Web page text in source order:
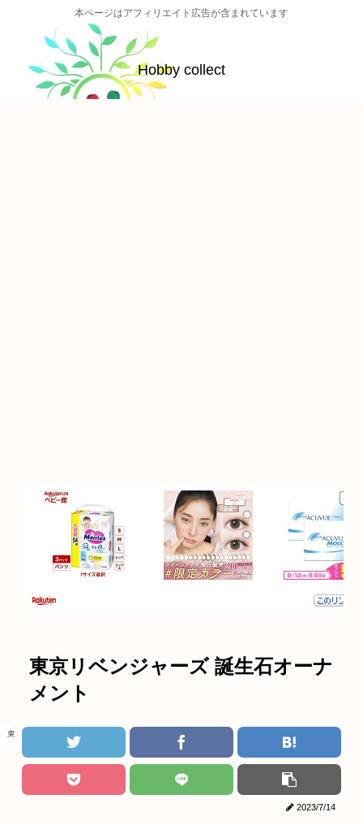
本ページはアフィリエイト広告が含まれています
Hobby collect
東京リベンジャーズ 誕生石オーナ
メント
東京リベンジャーズ
2023/7/14